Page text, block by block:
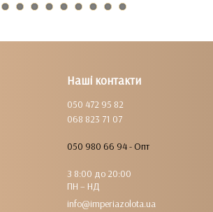
Наші контакти
050 472 95 82
068 823 71 07
050 980 66 94 - Опт
З 8:00 до 20:00
ПН – НД
info@imperiazolota.ua